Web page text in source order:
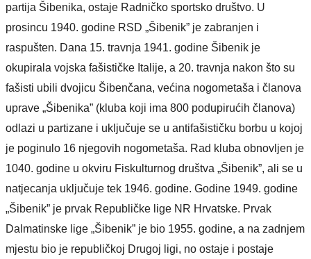
partija Šibenika, ostaje Radničko sportsko društvo. U
prosincu 1940. godine RSD „Šibenik” je zabranjen i
raspušten. Dana 15. travnja 1941. godine Šibenik je
okupirala vojska fašističke Italije, a 20. travnja nakon što su
fašisti ubili dvojicu Šibenčana, većina nogometaša i članova
uprave „Šibenika” (kluba koji ima 800 podupirućih članova)
odlazi u partizane i uključuje se u antifašističku borbu u kojoj
je poginulo 16 njegovih nogometaša. Rad kluba obnovljen je
1040. godine u okviru Fiskulturnog društva „Šibenik”, ali se u
natjecanja uključuje tek 1946. godine. Godine 1949. godine
„Šibenik” je prvak Republičke lige NR Hrvatske. Prvak
Dalmatinske lige „Šibenik” je bio 1955. godine, a na zadnjem
mjestu bio je republičkoj Drugoj ligi, no ostaje i postaje